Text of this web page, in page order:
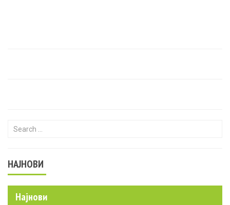
Search for:
НАЈНОВИ
Најнови